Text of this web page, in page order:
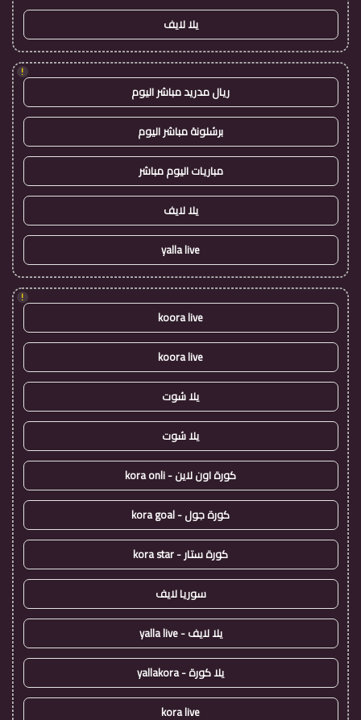
يلا لايف
!
ريال مدريد مباشر اليوم
برشلونة مباشر اليوم
مباريات اليوم مباشر
يلا لايف
yalla live
!
koora live
koora live
يلا شوت
يلا شوت
كورة اون لاين - kora onli
كورة جول - kora goal
كورة ستار - kora star
سوريا لايف
يلا لايف - yalla live
يلا كورة - yallakora
kora live